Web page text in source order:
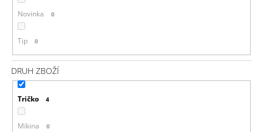
Novinka 0
Tip 0
DRUH ZBOŽÍ
Tričko 4
Mikina 0